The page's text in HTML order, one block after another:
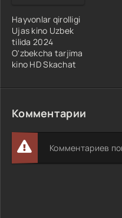
Hayvonlar qirolligi
Ujas kino Uzbek
tilida 2024
O'zbekcha tarjima
kino HD Skachat
Комментарии
Комментариев